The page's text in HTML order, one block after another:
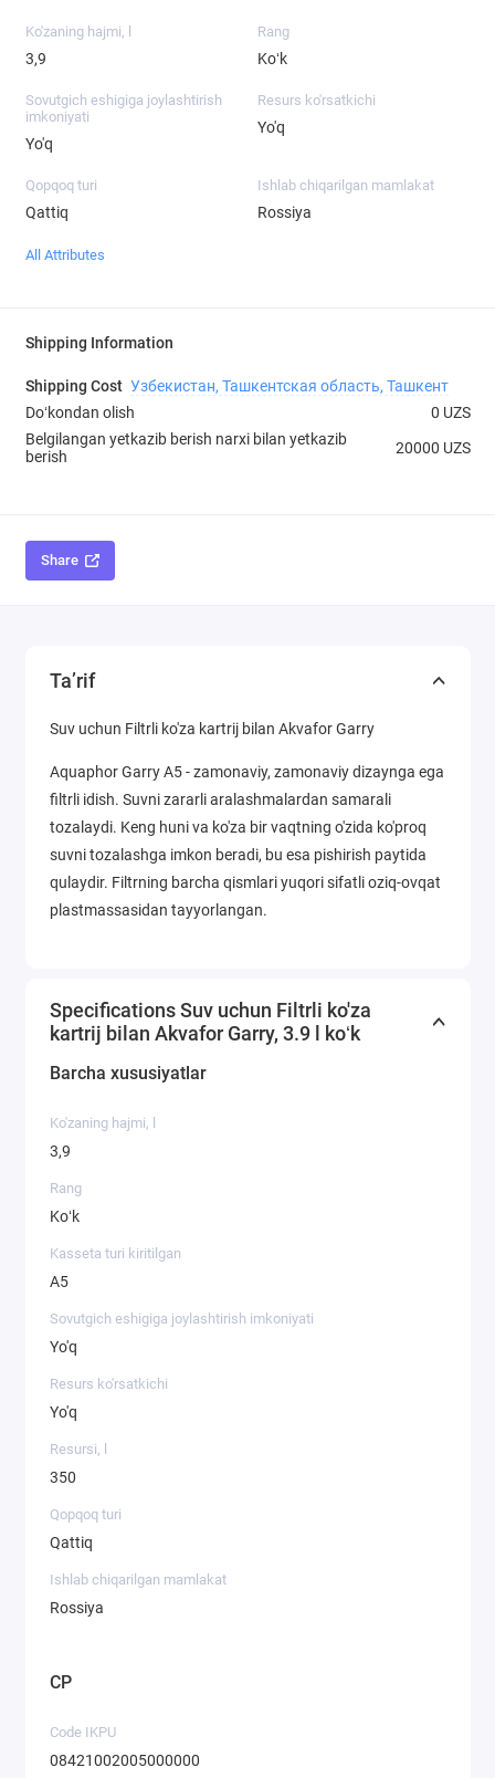
Ko'zaning hajmi, l
3,9
Rang
Koʻk
Sovutgich eshigiga joylashtirish
imkoniyati
Yo'q
Resurs ko'rsatkichi
Yo'q
Qopqoq turi
Qattiq
Ishlab chiqarilgan mamlakat
Rossiya
All Attributes
Shipping Information
Shipping Cost Узбекистан, Ташкентская область, Ташкент
Doʻkondan olish
0 UZS
Belgilangan yetkazib berish narxi bilan yetkazib
berish
20000 UZS
Share
Ta’rif
Suv uchun Filtrli ko'za kartrij bilan Akvafor Garry
Aquaphor Garry A5 - zamonaviy, zamonaviy dizaynga ega
filtrli idish. Suvni zararli aralashmalardan samarali
tozalaydi. Keng huni va ko'za bir vaqtning o'zida ko'proq
suvni tozalashga imkon beradi, bu esa pishirish paytida
qulaydir. Filtrning barcha qismlari yuqori sifatli oziq-ovqat
plastmassasidan tayyorlangan.
Specifications Suv uchun Filtrli ko'za
kartrij bilan Akvafor Garry, 3.9 l koʻk
Barcha xususiyatlar
Ko'zaning hajmi, l
3,9
Rang
Koʻk
Kasseta turi kiritilgan
А5
Sovutgich eshigiga joylashtirish imkoniyati
Yo'q
Resurs ko'rsatkichi
Yo'q
Resursi, l
350
Qopqoq turi
Qattiq
Ishlab chiqarilgan mamlakat
Rossiya
CP
Code IKPU
08421002005000000